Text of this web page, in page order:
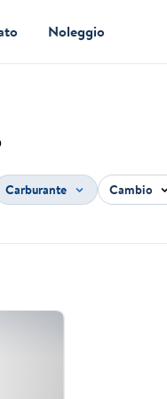
Noleggio
Carburante Cambio